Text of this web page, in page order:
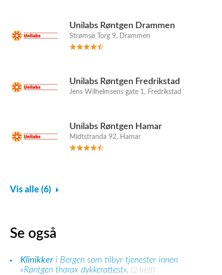
Unilabs Røntgen Drammen
Strømsø Torg 9, Drammen
Unilabs Røntgen Fredrikstad
Jens Wilhelmsens gate 1, Fredrikstad
Unilabs Røntgen Hamar
Midtstranda 92, Hamar
Vis alle (6)
Se også
Klinikkeri Bergen som tilbyr tjenester innen
«Røntgen thorax dykkerattest». (2 treff)